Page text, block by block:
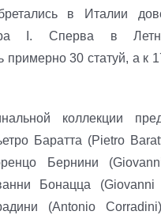
в Италии
I. Сперва в
примерно 30 статуй, а к
коллекции
Баратта (Pietro
Бернини
Бонацца (Giovanni
(Antonio